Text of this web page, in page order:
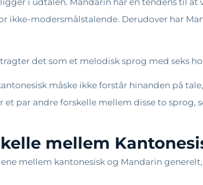
i udtalen. Mandarin har en tendens til
ikke-modersmålstalende. Derudover har
det som et melodisk sprog med seks
måske ikke forstår hinanden på
et par andre forskelle mellem disse to sprog,
mellem
mellem kantonesisk og Mandarin